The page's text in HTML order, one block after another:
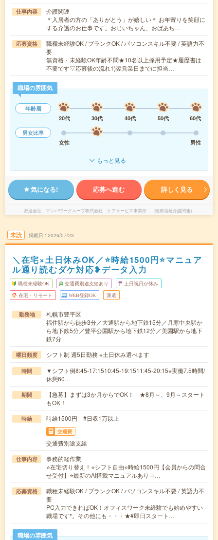
仕事内容
介護関連
＊入居者の方の「ありがとう」が嬉しい＊ お年寄りを笑顔に
する介護のお仕事です。おじいちゃん、おばあち…
応募資格
職種未経験OK / ブランクOK / パソコンスキル不要 / 英語力不
要
無資格・未経験OK年齢不問★10名以上採用予定★履歴書は
不要です▽応募後の流れ1)翌営業日までに担当…
職場の雰囲気
年齢層
20代
30代 40代 50代
60代
男女比率
女性
男性
もっと見る
気になる! 応募へ進む 詳しく見る
派遣会社 マンパワーグループ株式会社 ケアサービス事業部 （医療福祉介護関連）
未読 掲載日 2026/07/23
＼在宅×土日休みOK／⭐時給1500円⭐マニュア
ル通り読むダケ対応❥データ入力
職種未経験OK 交通費別途支給あり 土日祝日が休み
在宅・リモート WEB登録OK 派遣
勤務地
札幌市豊平区
福住駅から徒歩3分／大通駅から地下鉄15分／月寒中央駅か
ら地下鉄5分／豊平公園駅から地下鉄12分／美園駅から地下
鉄7分
曜日頻度 シフト制 週5日勤務 ※土日休み選べます
時間
▼シフト例8:45-17:1510:45-19:1511:45-20:15※実働7.5時間/
休憩60…
期間
【急募】まずは3か月からでOK！ ★8月～、9月～スタート
もOK！
時給 時給1500円 #日収1万以上
交通費
交通費別途支給
仕事内容
事務的軽作業
⭐在宅切り替え！⭐シフト自由⭐時給1500円【会員からの問合
せ受付】⭐最新のAI搭載マニュアルあり⇒…
応募資格
職種未経験OK / ブランクOK / パソコンスキル不要 / 英語力不
要
PC入力できればOK！オフィスワーク未経験でも始めやすい
職場です*。その他にも・・・★#即日スタート…
職場の雰囲気